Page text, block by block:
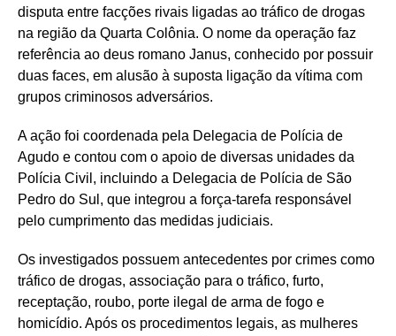
disputa entre facções rivais ligadas ao tráfico de drogas
na região da Quarta Colônia. O nome da operação faz
referência ao deus romano Janus, conhecido por possuir
duas faces, em alusão à suposta ligação da vítima com
grupos criminosos adversários.
A ação foi coordenada pela Delegacia de Polícia de
Agudo e contou com o apoio de diversas unidades da
Polícia Civil, incluindo a Delegacia de Polícia de São
Pedro do Sul, que integrou a força-tarefa responsável
pelo cumprimento das medidas judiciais.
Os investigados possuem antecedentes por crimes como
tráfico de drogas, associação para o tráfico, furto,
receptação, roubo, porte ilegal de arma de fogo e
homicídio. Após os procedimentos legais, as mulheres